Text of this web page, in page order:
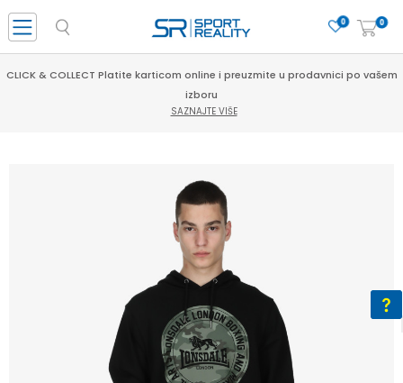
0
0
CLICK & COLLECT Platite karticom online i preuzmite u prodavnici po vašem
izboru
SAZNAJTE VIŠE